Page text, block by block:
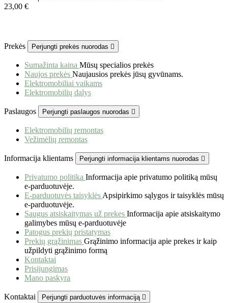
23,00 €
Prekės Perjungti prekės nuorodas 
Sumažinta kaina Mūsų specialios prekės
Naujos prekės Naujausios prekės jūsų gyvūnams.
Elektromobiliai vaikams
Elektromobilių dalys
Paslaugos Perjungti paslaugos nuorodas 
Elektromobilių remontas
Vežimėlių remontas
Informacija klientams Perjungti informacija klientams nuorodas 
Privatumo politika Informacija apie privatumo politiką mūsų
e-parduotuvėje.
E-parduotuvės taisyklės Apsipirkimo sąlygos ir taisyklės mūsų
e-parduotuvėje.
Saugus atsiskaitymas už prekes Informacija apie atsiskaitymo
galimybes mūsų e-parduotuvėje
Patogus prekių pristatymas
Prekių grąžinimas Grąžinimo informacija apie prekes ir kaip
užpildyti grąžinimo formą
Kontaktai
Prisijungimas
Mano paskyra
Kontaktai Perjungti parduotuvės informaciją 